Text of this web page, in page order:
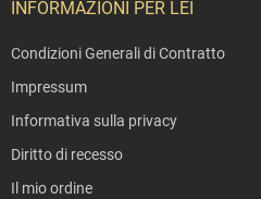
INFORMAZIONI PER LEI
Condizioni Generali di Contratto
Impressum
Informativa sulla privacy
Diritto di recesso
Il mio ordine